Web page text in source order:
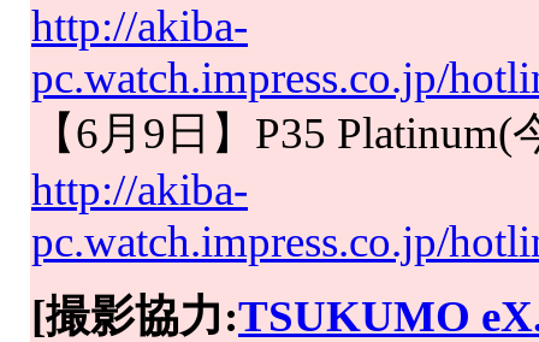
http://akiba-
pc.watch.impress.co.jp/
【6月9日】P35
http://akiba-
pc.watch.impress.co.jp/
[撮影協力:TSUKUMO